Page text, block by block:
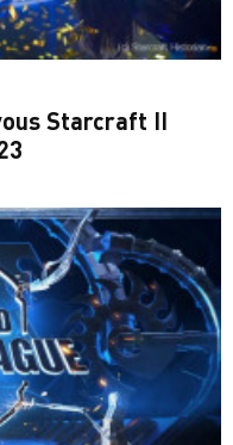
Starcraft II